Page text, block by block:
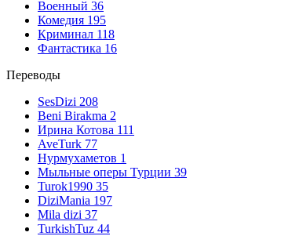
Военный 36
Комедия 195
Криминал 118
Фантастика 16
Переводы
SesDizi 208
Beni Birakma 2
Ирина Котова 111
AveTurk 77
Нурмухаметов 1
Мыльные оперы Турции 39
Turok1990 35
DiziMania 197
Mila dizi 37
TurkishTuz 44